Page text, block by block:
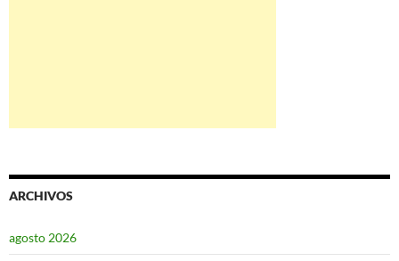
ARCHIVOS
agosto 2026